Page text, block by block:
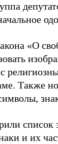
«О
Также
список
и их